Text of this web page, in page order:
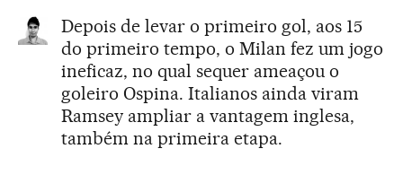
Depois de levar o primeiro gol, aos 15
do primeiro tempo, o Milan fez um jogo
ineficaz, no qual sequer ameaçou o
goleiro Ospina. Italianos ainda viram
Ramsey ampliar a vantagem inglesa,
também na primeira etapa.